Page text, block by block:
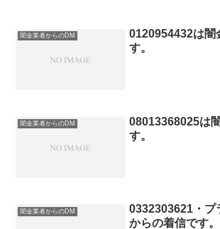
闇金業者からのDM
0120954432は闇
す。
闇金業者からのDM
08013368025は
す。
闇金業者からのDM
0332303621・プ
からの着信です。